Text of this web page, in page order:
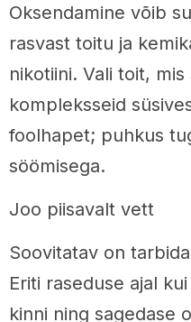
Oksendamine võib
rasvast toitu ja
nikotiini. Vali toit,
kompleksseid
foolhapet; puhkus
söömisega.
Joo piisavalt vett
Soovitatav on
Eriti raseduse ajal
kinni ning sagedase